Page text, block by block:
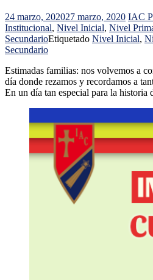
24 marzo, 202027 marzo, 2020 IAC
Institucional, Nivel Inicial, Nivel
SecundarioEtiquetado Nivel Inicial,
Secundario
Estimadas familias: nos volvemos a
día donde rezamos y recordamos a
En un día tan especial para la